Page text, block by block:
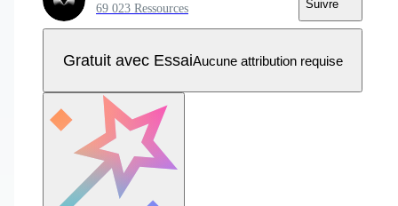
69 023 Ressources Suivre
Gratuit avec EssaiAucune attribution requise